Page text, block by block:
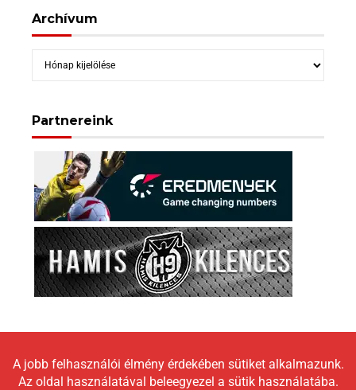
Archívum
Archívum
Partnereink